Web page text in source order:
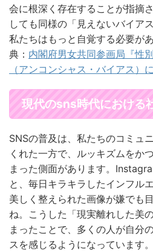
会に根深く存在することが指摘
しても同様の「見えないバイア
私たちはもっと自覚する必要が
典： 内閣府男女共同参画局『性
（アンコンシャス・バイアス）
現代のsns時代における
SNSの普及は、私たちのコミュ
くれた一方で、ルッキズムをか
まった側面があります。
と、毎日キラキラしたインフル
美しく整えられた画像が嫌でも
ね。こうした「現実離れした美
まったことで、多くの人が自分
スを感じるようになっています。